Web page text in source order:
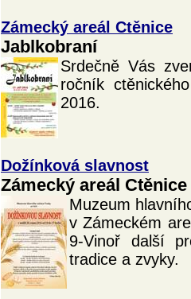
Zámecký areál Ctěnice
Jablkobraní
Srdečně Vás
ročník
2016.
Dožínková slavnost
Zámecký areál Ctěnice
Muzeum
v Zámeckém
9-Vinoř další
tradice a zvyky.